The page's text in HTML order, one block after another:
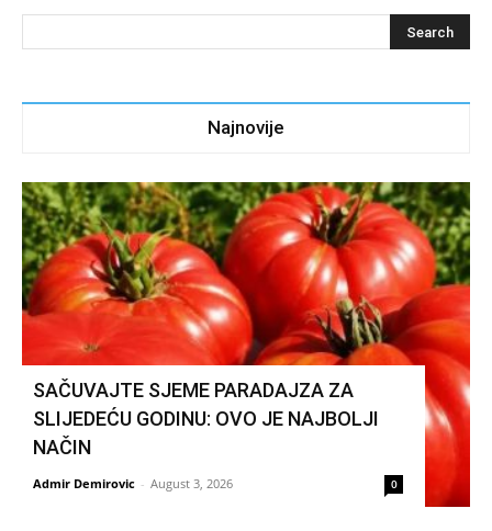
Najnovije
SAČUVAJTE SJEME PARADAJZA ZA
SLIJEDEĆU GODINU: OVO JE NAJBOLJI
NAČIN
Admir Demirovic - August 3, 2026 0